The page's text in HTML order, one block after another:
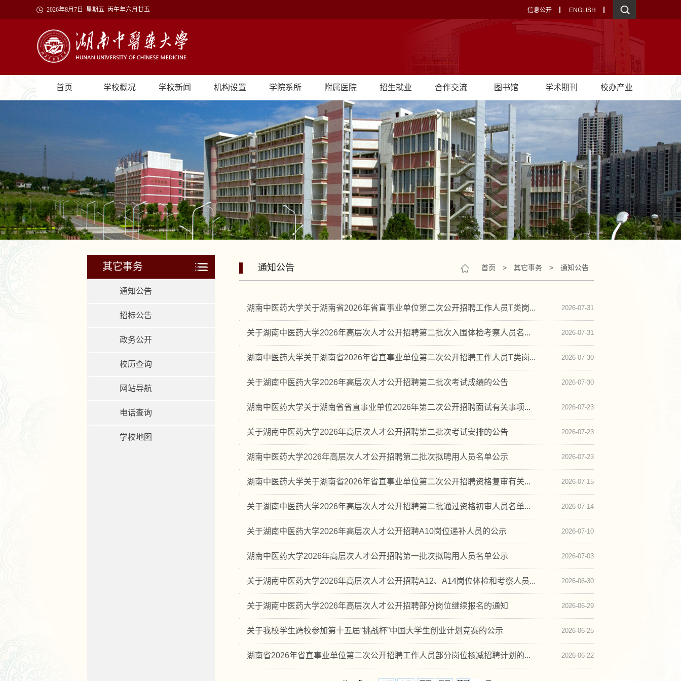
2026年8月7日 星期五 丙午年六月廿五 信息公开 ENGLISH
首页 学校概况 学校新闻 机构设置 学院系所 附属医院 招生就业 合作交流 图书馆 学术期刊 校办产业
其它事务
通知公告
招标公告
政务公开
校历查询
网站导航
电话查询
学校地图
通知公告 首页 > 其它事务 > 通知公告
湖南中医药大学关于湖南省2026年省直事业单位第二次公开招聘工作人员T类岗... 2026-07-31
关于湖南中医药大学2026年高层次人才公开招聘第二批次入围体检考察人员名... 2026-07-31
湖南中医药大学关于湖南省2026年省直事业单位第二次公开招聘工作人员T类岗... 2026-07-30
关于湖南中医药大学2026年高层次人才公开招聘第二批次考试成绩的公告 2026-07-30
湖南中医药大学关于湖南省省直事业单位2026年第二次公开招聘面试有关事项... 2026-07-23
关于湖南中医药大学2026年高层次人才公开招聘第二批次考试安排的公告 2026-07-23
湖南中医药大学2026年高层次人才公开招聘第二批次拟聘用人员名单公示 2026-07-23
湖南中医药大学关于湖南省2026年省直事业单位第二次公开招聘资格复审有关... 2026-07-15
关于湖南中医药大学2026年高层次人才公开招聘第二批通过资格初审人员名单... 2026-07-14
关于湖南中医药大学2026年高层次人才公开招聘A10岗位递补人员的公示 2026-07-10
湖南中医药大学2026年高层次人才公开招聘第一批次拟聘用人员名单公示 2026-07-03
关于湖南中医药大学2026年高层次人才公开招聘A12、A14岗位体检和考察人员... 2026-06-30
关于湖南中医药大学2026年高层次人才公开招聘部分岗位继续报名的通知 2026-06-29
关于我校学生跨校参加第十五届“挑战杯”中国大学生创业计划竞赛的公示 2026-06-25
湖南省2026年省直事业单位第二次公开招聘工作人员部分岗位核减招聘计划的... 2026-06-22